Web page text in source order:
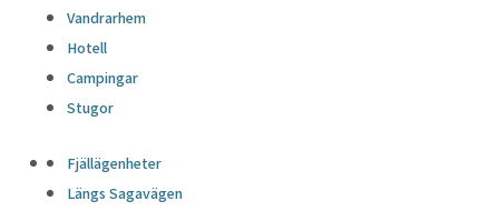
Vandrarhem
Hotell
Campingar
Stugor
Fjällägenheter
Längs Sagavägen